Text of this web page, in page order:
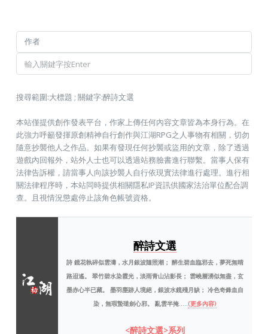
搜尋範圍:大標題 ; 關鍵字:醉詩文選
本站僅提供創作發表平台，作家上傳任何內容文章皆為本身行為。在
此強力呼籲發揮原創精神自行創作與江湖RPG之人事物有相關，切勿
隨意抄襲他人之作品。如果有發現任何抄襲或盜用的文章，除了透過
遊戲內回報外，站外人士也可以透過站務臉書進行聯繫。當事人保有
法律告訴權，請當事人向該抄襲人自行依現實法律進行處理。進行相
關法律程序時，本站同時提供相關隱私IP資訊供國家法治單位配合調
查。且視情況懲處停止該角色帳號資格。
醉詩文選
詩 鏡花執碎似雲濤，水月銀波隨照潮； 醉生碧血臨邪去，夢死無晴
路迢遙。 翠竹碧水染霞光，淡雨青山沾影長； 雲嶢層湧似無盡，玄
墨赤心半已藏。 墨羽塵跡人境絕，銀波水鏡殘月缺； 冷色奇鋒血自
染，無瑕蟄璡劍心邪。 亂雲半掩..... (更多內容)
<醉詩文選>系列